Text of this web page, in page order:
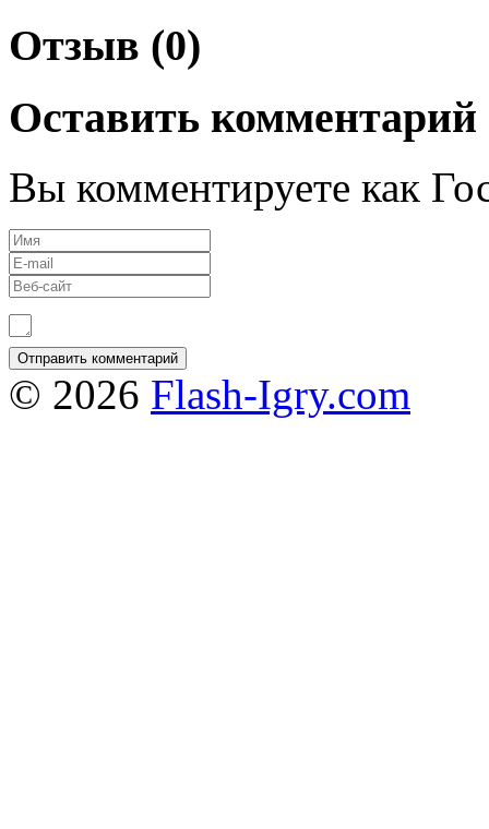
Отзыв (0)
Оставить комментарий
Вы комментируете как
© 2026 Flash-Igry.com